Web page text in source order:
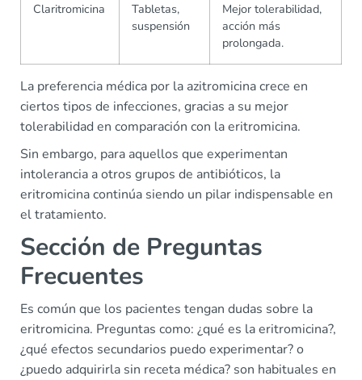
Claritromicina
Tabletas,
suspensión
Mejor tolerabilidad,
acción más
prolongada.
La preferencia médica por la azitromicina crece en
ciertos tipos de infecciones, gracias a su mejor
tolerabilidad en comparación con la eritromicina.
Sin embargo, para aquellos que experimentan
intolerancia a otros grupos de antibióticos, la
eritromicina continúa siendo un pilar indispensable en
el tratamiento.
Sección de Preguntas
Frecuentes
Es común que los pacientes tengan dudas sobre la
eritromicina. Preguntas como: ¿qué es la eritromicina?,
¿qué efectos secundarios puedo experimentar? o
¿puedo adquirirla sin receta médica? son habituales en